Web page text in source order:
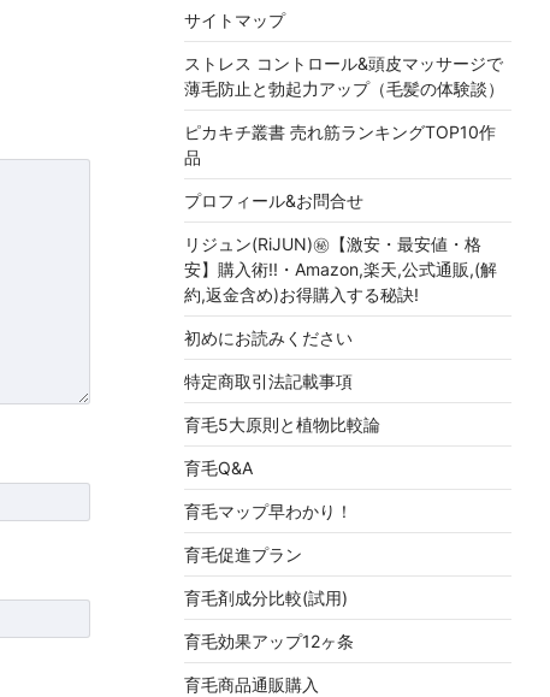
サイトマップ
ストレス コントロール&頭皮マッサージで
薄毛防止と勃起力アップ（毛髪の体験談）
ピカキチ叢書 売れ筋ランキングTOP10作
品
プロフィール&お問合せ
リジュン(RiJUN)㊙【激安・最安値・格
安】購入術!!・Amazon,楽天,公式通販,(解
約,返金含め)お得購入する秘訣!
初めにお読みください
特定商取引法記載事項
育毛5大原則と植物比較論
育毛Q&A
育毛マップ早わかり！
育毛促進プラン
育毛剤成分比較(試用)
育毛効果アップ12ヶ条
育毛商品通販購入